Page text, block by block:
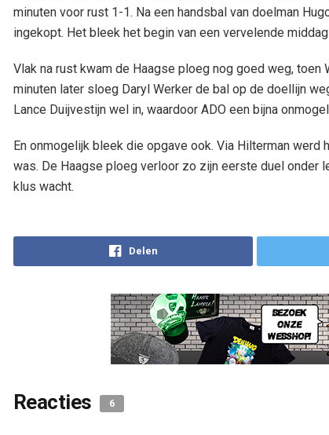
minuten voor rust 1-1. Na een handsbal van doelman
ingekopt. Het bleek het begin van een vervelende
Vlak na rust kwam de Haagse ploeg nog goed weg,
minuten later sloeg Daryl Werker de bal op de doellijn
Lance Duijvestijn wel in, waardoor ADO een bijna
En onmogelijk bleek die opgave ook. Via Hilterman
was. De Haagse ploeg verloor zo zijn eerste duel onder
klus wacht.
Reacties 6